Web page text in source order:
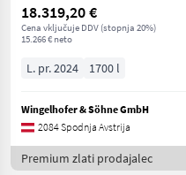
18.319,20 €
Cena vključuje DDV (stopnja 20%)
15.266 € neto
L. pr. 2024 1700 l
Wingelhofer & Söhne GmbH
2084 Spodnja Avstrija
Premium zlati prodajalec